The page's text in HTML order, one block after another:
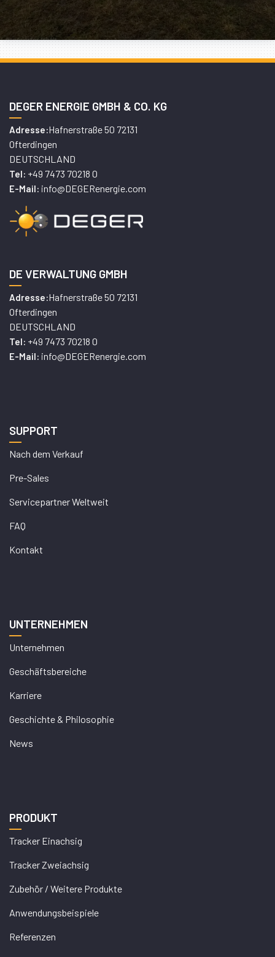
DEGER ENERGIE GMBH & CO. KG
Adresse:Hafnerstraße 50 72131
Ofterdingen
DEUTSCHLAND
Tel: +49 7473 70218 0
E-Mail: info@DEGERenergie.com
DE VERWALTUNG GMBH
Adresse:Hafnerstraße 50 72131
Ofterdingen
DEUTSCHLAND
Tel: +49 7473 70218 0
E-Mail: info@DEGERenergie.com
SUPPORT
Nach dem Verkauf
Pre-Sales
Servicepartner Weltweit
FAQ
Kontakt
UNTERNEHMEN
Unternehmen
Geschäftsbereiche
Karriere
Geschichte & Philosophie
News
PRODUKT
Tracker Einachsig
Tracker Zweiachsig
Zubehör / Weitere Produkte
Anwendungsbeispiele
Referenzen